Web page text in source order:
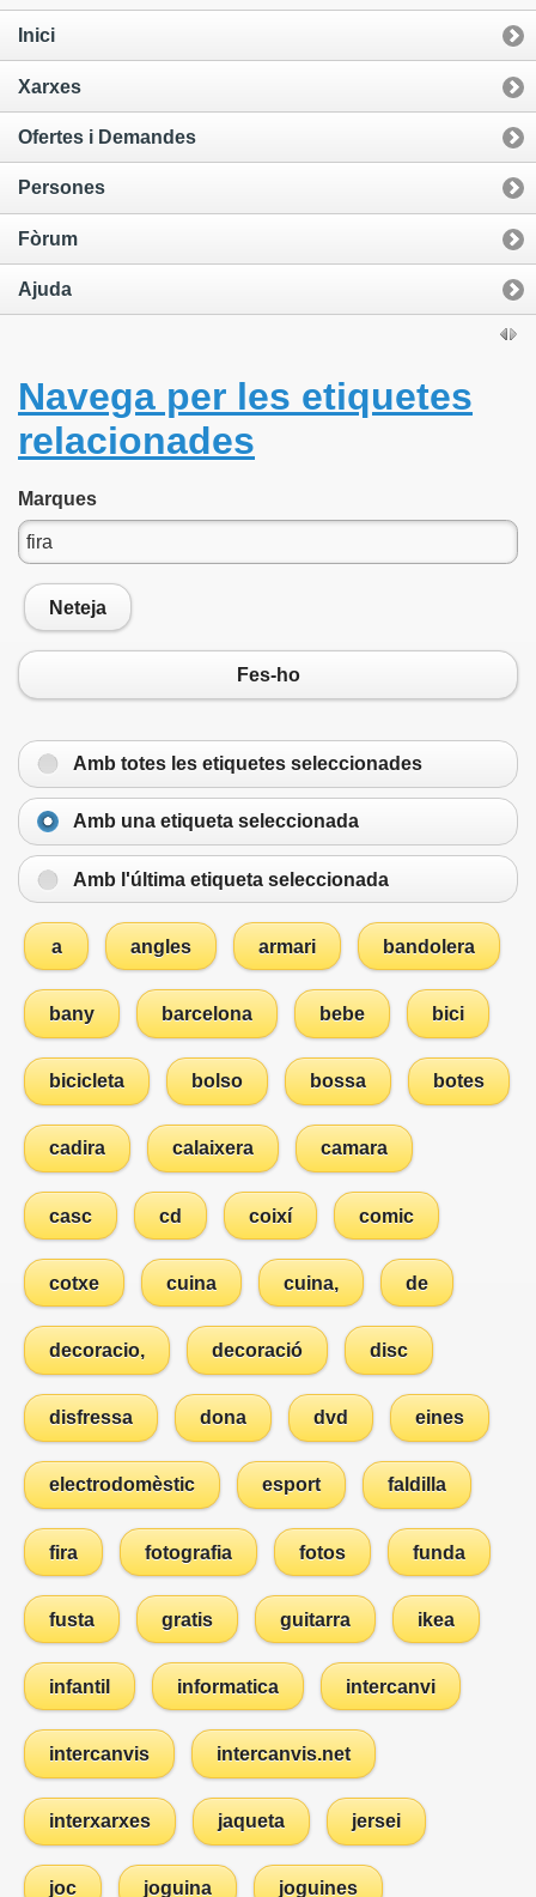
Inici
Xarxes
Ofertes i Demandes
Persones
Fòrum
Ajuda
Navega per les etiquetes
relacionades
Marques
Neteja
Fes-ho
Amb totes les etiquetes seleccionades
Amb una etiqueta seleccionada
Amb l'última etiqueta seleccionada
a angles armari bandolera
bany barcelona bebe bici
bicicleta bolso bossa botes
cadira calaixera camara
casc cd coixí comic
cotxe cuina cuina, de
decoracio, decoració disc
disfressa dona dvd eines
electrodomèstic esport faldilla
fira fotografia fotos funda
fusta gratis guitarra ikea
infantil informatica intercanvi
intercanvis intercanvis.net
interxarxes jaqueta jersei
joc joguina joguines